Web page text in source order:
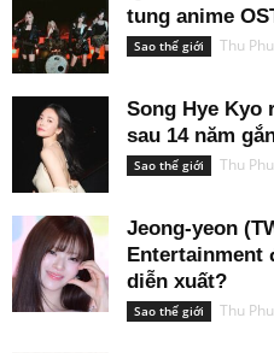
tung anime
Sao thế giới Thu
Song Hye Kyo
sau 14 năm
Sao thế giới Thu
Jeong-yeon
Entertainment
diễn xuất?
Sao thế giới Thu